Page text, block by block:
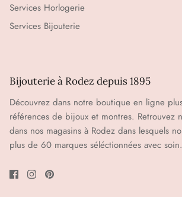
Services Horlogerie
Services Bijouterie
Bijouterie à Rodez depuis 1895
Découvrez dans notre boutique en ligne
références de bijoux et montres. Retrouvez
dans nos magasins à Rodez dans lesquels
plus de 60 marques séléctionnées avec soin.